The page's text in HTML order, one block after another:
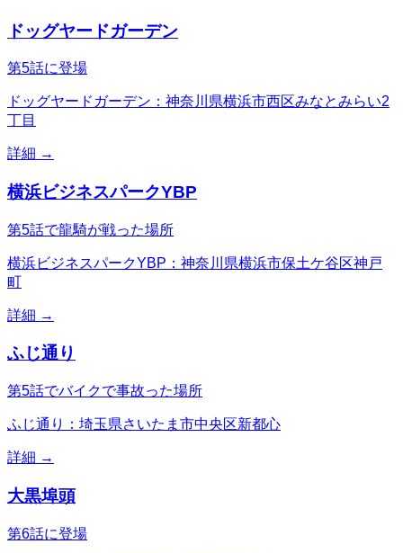
ドッグヤードガーデン
第5話に登場
ドッグヤードガーデン：神奈川県横浜市西区みなとみらい2
丁目
詳細 →
横浜ビジネスパークYBP
第5話で龍騎が戦った場所
横浜ビジネスパークYBP：神奈川県横浜市保土ケ谷区神戸
町
詳細 →
ふじ通り
第5話でバイクで事故った場所
ふじ通り：埼玉県さいたま市中央区新都心
詳細 →
大黒埠頭
第6話に登場